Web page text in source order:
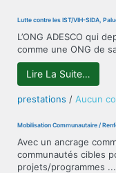
Lutte contre les IST/VIH-SIDA,
L’ONG ADESCO qui
comme une ONG de
Lire La Suite…
prestations / Aucun
Mobilisation Communautaire /
Avec un ancrage
communautés cibles
projets/programmes ...